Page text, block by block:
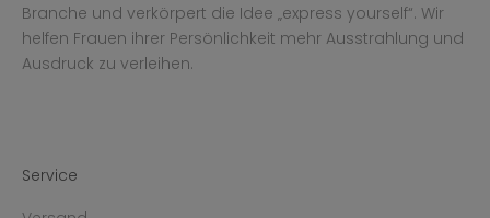
Branche und verkörpert die Idee „express yourself“. Wir
helfen Frauen ihrer Persönlichkeit mehr Ausstrahlung und
Ausdruck zu verleihen.
Service